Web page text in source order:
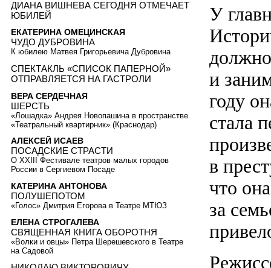
У
и
году
стала
в
что
за
ДИАНА ВИШНЕВА СЕГОДНЯ ОТМЕЧАЕТ
ЮБИЛЕЙ
ЕКАТЕРИНА ОМЕЦИНСКАЯ
ЧУДО ДУБРОВИНА
К юбилею Матвея Григорьевича Дубровина
СПЕКТАКЛЬ «СПИСОК ПАПЕРНОЙ»
ОТПРАВЛЯЕТСЯ НА ГАСТРОЛИ
ВЕРА СЕРДЕЧНАЯ
ШЕРСТЬ
«Лошадка» Андрея Новопашина в пространстве
«Театральный квартирник» (Краснодар)
АЛЕКСЕЙ ИСАЕВ
ПОСАДСКИЕ СТРАСТИ
О XXIII Фестивале театров малых городов
России в Сергиевом Посаде
КАТЕРИНА АНТОНОВА
ПОЛУШЕПОТОМ
«Голос» Дмитрия Егорова в Театре МТЮЗ
ЕЛЕНА СТРОГАЛЕВА
СВЯЩЕННАЯ КНИГА ОБОРОТНЯ
«Волки и овцы» Петра Шерешевского в Театре
на Садовой